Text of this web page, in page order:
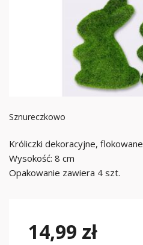
Sznureczkowo
Króliczki dekoracyjne, flokowane
Wysokość: 8 cm
Opakowanie zawiera 4 szt.
14,99 zł